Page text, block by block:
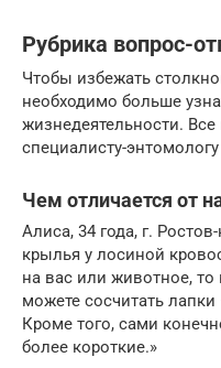
Рубрика вопрос-
Чтобы избежать
необходимо больше
жизнедеятельности.
специалисту-
Чем отличается от
Алиса, 34 года, г.
крылья у лосиной
на вас или животное,
можете сосчитать
Кроме того, сами
более короткие.»